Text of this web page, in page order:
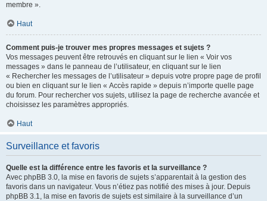
membre ».
Haut
Comment puis-je trouver mes propres messages et sujets ?
Vos messages peuvent être retrouvés en cliquant sur le lien « Voir vos
messages » dans le panneau de l’utilisateur, en cliquant sur le lien
« Rechercher les messages de l’utilisateur » depuis votre propre page de profil
ou bien en cliquant sur le lien « Accès rapide » depuis n’importe quelle page
du forum. Pour rechercher vos sujets, utilisez la page de recherche avancée et
choisissez les paramètres appropriés.
Haut
Surveillance et favoris
Quelle est la différence entre les favoris et la surveillance ?
Avec phpBB 3.0, la mise en favoris de sujets s’apparentait à la gestion des
favoris dans un navigateur. Vous n’étiez pas notifié des mises à jour. Depuis
phpBB 3.1, la mise en favoris de sujets est similaire à la surveillance d’un